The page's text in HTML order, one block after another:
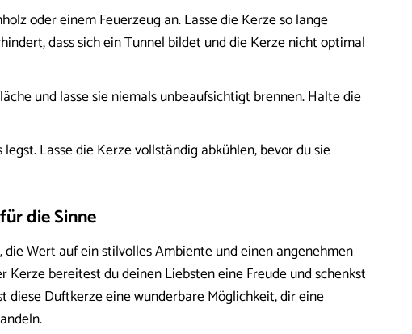
oder einem Feuerzeug an. Lasse die Kerze so lange
dass sich ein Tunnel bildet und die Kerze nicht optimal
und lasse sie niemals unbeaufsichtigt brennen. Halte die
Lasse die Kerze vollständig abkühlen, bevor du sie
die Sinne
Wert auf ein stilvolles Ambiente und einen angenehmen
bereitest du deinen Liebsten eine Freude und schenkst
diese Duftkerze eine wunderbare Möglichkeit, dir eine